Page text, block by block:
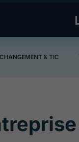
CHANGEMENT & TIC